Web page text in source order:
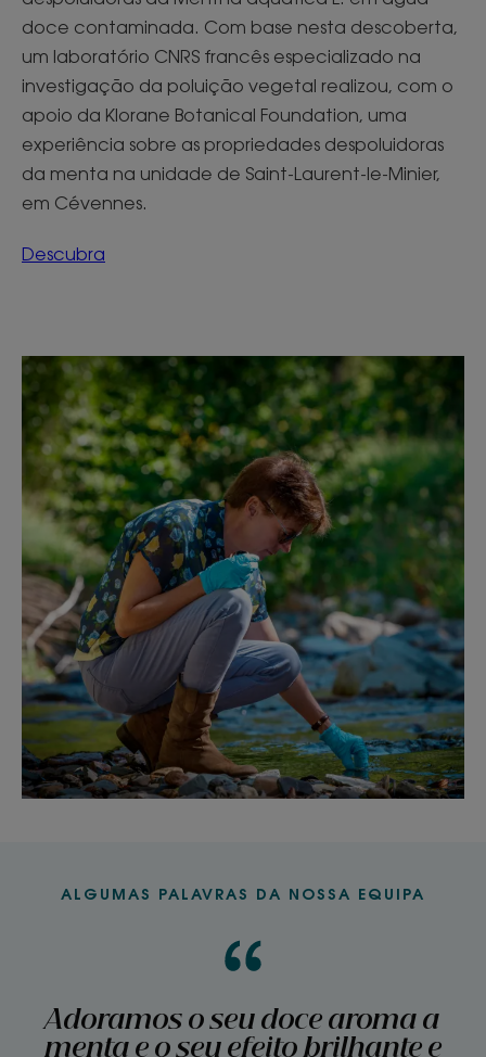
doce contaminada. Com base nesta descoberta,
um laboratório CNRS francês especializado na
investigação da poluição vegetal realizou, com o
apoio da Klorane Botanical Foundation, uma
experiência sobre as propriedades despoluidoras
da menta na unidade de Saint-Laurent-le-Minier,
em Cévennes.
Descubra
ALGUMAS PALAVRAS DA NOSSA EQUIPA
Adoramos o seu doce aroma a
menta e o seu efeito brilhante e